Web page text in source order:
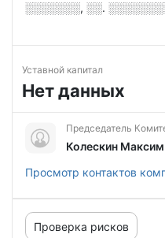
░░░░░░░, ░░.
Уставной капитал
Нет данных
Председатель
Колескин
Просмотр контактов
Проверка рисков